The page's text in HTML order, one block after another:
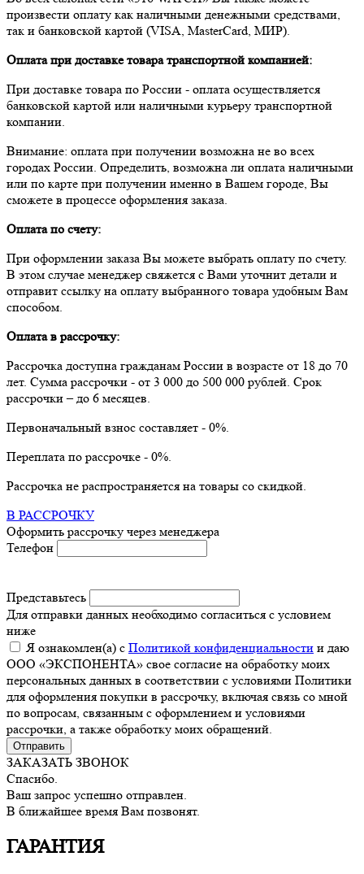
произвести оплату как наличными денежными средствами,
так и банковской картой (VISA, MasterCard, МИР).
Оплата при доставке товара транспортной компанией:
При доставке товара по России - оплата осуществляется
банковской картой или наличными курьеру транспортной
компании.
Внимание: оплата при получении возможна не во всех
городах России. Определить, возможна ли оплата наличными
или по карте при получении именно в Вашем городе, Вы
сможете в процессе оформления заказа.
Оплата по счету:
При оформлении заказа Вы можете выбрать оплату по счету.
В этом случае менеджер свяжется с Вами уточнит детали и
отправит ссылку на оплату выбранного товара удобным Вам
способом.
Оплата в рассрочку:
Рассрочка доступна гражданам России в возрасте от 18 до 70
лет. Сумма рассрочки - от 3 000 до 500 000 рублей. Срок
рассрочки – до 6 месяцев.
Первоначальный взнос составляет - 0%.
Переплата по рассрочке - 0%.
Рассрочка не распространяется на товары со скидкой.
В РАССРОЧКУ
Оформить рассрочку через менеджера
Телефон
Представьтесь
Для отправки данных необходимо согласиться с условием
ниже
Я ознакомлен(а) с Политикой конфиденциальности и даю
ООО «ЭКСПОНЕНТА» свое согласие на обработку моих
персональных данных в соответствии с условиями Политики
для оформления покупки в рассрочку, включая связь со мной
по вопросам, связанным с оформлением и условиями
рассрочки, а также обработку моих обращений.
Отправить
ЗАКАЗАТЬ ЗВОНОК
Спасибо.
Ваш запрос успешно отправлен.
В ближайшее время Вам позвонят.
ГАРАНТИЯ